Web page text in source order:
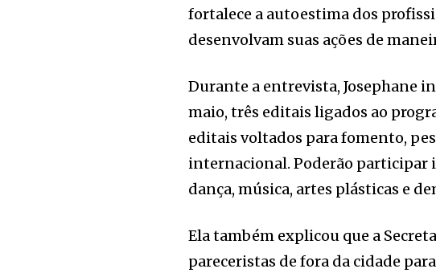
fortalece a autoestima dos
desenvolvam suas ações de
Durante a entrevista, Josephane
maio, três editais ligados ao
editais voltados para fomento,
internacional. Poderão participar
dança, música, artes plásticas e
Ela também explicou que a
pareceristas de fora da cidade